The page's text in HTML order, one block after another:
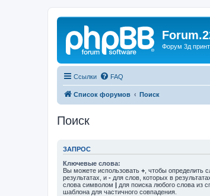
Форум 3д
Ссылки FAQ
Список форумов Поиск
Поиск
ЗАПРОС
Ключевые слова:
Вы можете использовать + , чтобы определить
результатах, и - для слов, которых в
слова символом | для поиска любого слова из
шаблона для частичного совпадения.